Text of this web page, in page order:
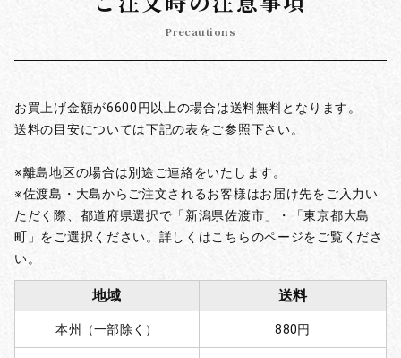
Precautions
お買上げ金額が6600円以上の場合は送料無料となります。
送料の目安については下記の表をご参照下さい。
※離島地区の場合は別途ご連絡をいたします。
※佐渡島・大島からご注文されるお客様はお届け先をご入力い
ただく際、都道府県選択で「新潟県佐渡市」・「東京都大島
町」をご選択ください。詳しくはこちらのページをご覧くださ
い。
地域 送料
本州（一部除く） 880円